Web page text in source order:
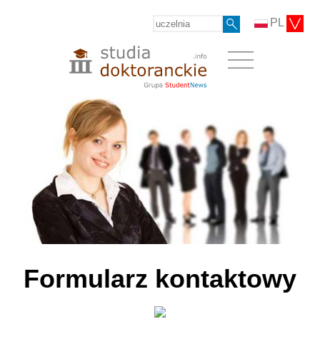
PL
Formularz kontaktowy